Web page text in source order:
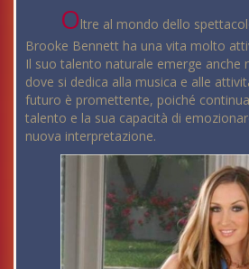
Oltre al mondo dello
Brooke Bennett ha una vita molto
Il suo talento naturale emerge anche
dove si dedica alla musica e alle
futuro è promettente, poiché
talento e la sua capacità di
nuova interpretazione.